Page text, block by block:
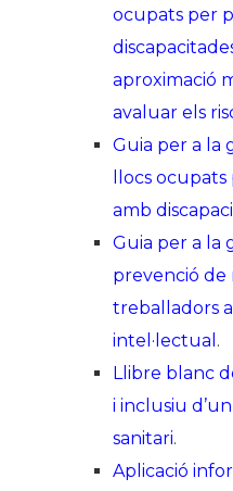
ocupats per
aproximació
avaluar els
Guia per a la
llocs
amb
Guia per a la
prevenció de
treballadors
intel·lectual .
Llibre blanc
i inclusiu
sanitari.
Aplicació